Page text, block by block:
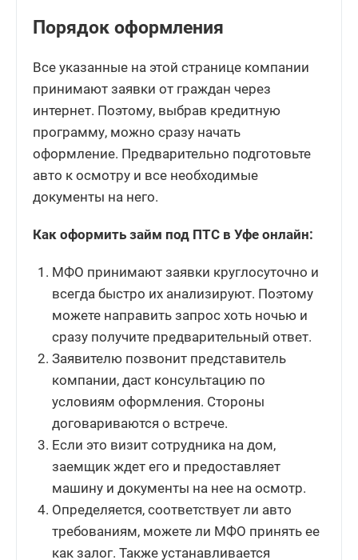
Порядок оформления
Все указанные на этой странице компании
принимают заявки от граждан через
интернет. Поэтому, выбрав кредитную
программу, можно сразу начать
оформление. Предварительно подготовьте
авто к осмотру и все необходимые
документы на него.
Как оформить займ под ПТС в Уфе онлайн:
МФО принимают заявки круглосуточно и
всегда быстро их анализируют. Поэтому
можете направить запрос хоть ночью и
сразу получите предварительный ответ.
Заявителю позвонит представитель
компании, даст консультацию по
условиям оформления. Стороны
договариваются о встрече.
Если это визит сотрудника на дом,
заемщик ждет его и предоставляет
машину и документы на нее на осмотр.
Определяется, соответствует ли авто
требованиям, можете ли МФО принять ее
как залог. Также устанавливается